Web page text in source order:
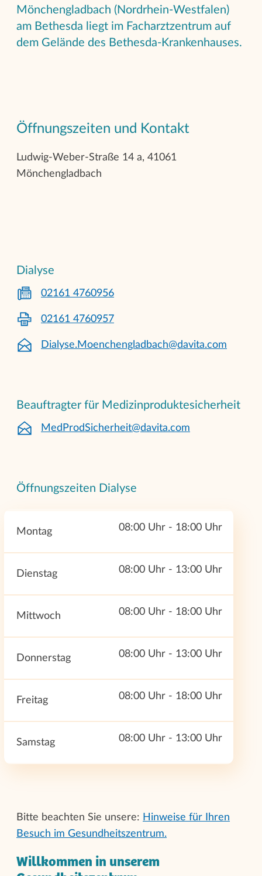
Mönchengladbach (Nordrhein-Westfalen)
am Bethesda liegt im Facharztzentrum auf
dem Gelände des Bethesda-Krankenhauses.
Öffnungszeiten und Kontakt
Ludwig-Weber-Straße 14 a, 41061
Mönchengladbach
Öffnungszeiten Dialyse
Montag 08:00 Uhr - 18:00 Uhr
Dienstag 08:00 Uhr - 13:00 Uhr
Mittwoch 08:00 Uhr - 18:00 Uhr
Donnerstag 08:00 Uhr - 13:00 Uhr
Freitag 08:00 Uhr - 18:00 Uhr
Samstag 08:00 Uhr - 13:00 Uhr
Dialyse
02161 4760956
02161 4760957
Dialyse.Moenchengladbach@davita.com
Beauftragter für Medizinproduktesicherheit
MedProdSicherheit@davita.com
Bitte beachten Sie unsere: Hinweise für Ihren
Besuch im Gesundheitszentrum.
Willkommen in unserem